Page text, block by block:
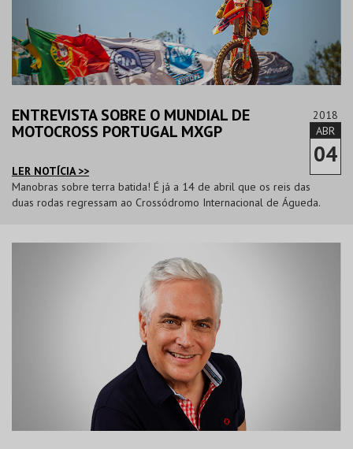
ENTREVISTA SOBRE O MUNDIAL DE
MOTOCROSS PORTUGAL MXGP
LER NOTÍCIA >>
2018
ABR
04
Manobras sobre terra batida! É já a 14 de abril que os reis das
duas rodas regressam ao Crossódromo Internacional de Águeda.